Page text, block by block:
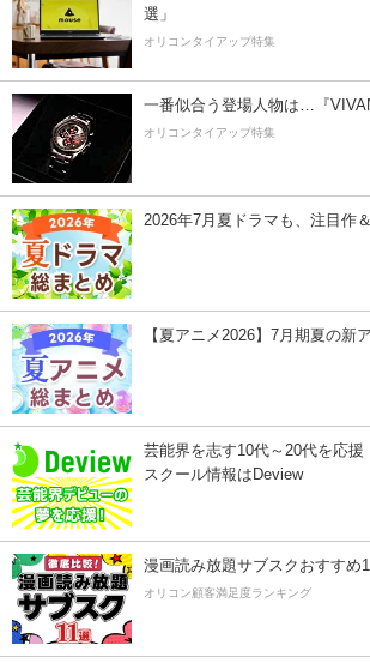
選」
オリコンタイアップ特集
一番似合う登場人物は…『
オリコンタイアップ特集
2026年7月夏ドラマも、注目作
【夏アニメ2026】7月期夏の新
芸能界を志す10代～20代を応援
スクール情報はDeview
漫画読み放題サブスクおすすめ
オリコン顧客満足度ランキング